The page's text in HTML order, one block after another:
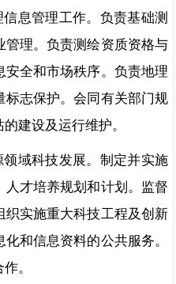
息管理工作。负责基础测
理。负责测绘资质资格与
全和市场秩序。负责地理
志保护。会同有关部门规
建设及运行维护。
域科技发展。制定并实施
人才培养规划和计划。监督
织实施重大科技工程及创新
和信息资料的公共服务。
。